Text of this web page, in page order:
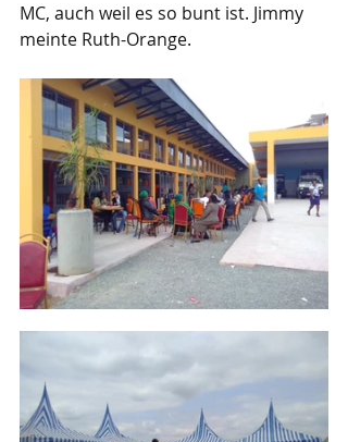
MC, auch weil es so bunt ist. Jimmy
meinte Ruth-Orange.